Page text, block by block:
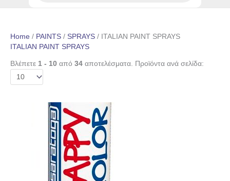
Home / PAINTS / SPRAYS / ITALIAN PAINT SPRAYS
ITALIAN PAINT SPRAYS
Βλέπετε 1 - 10 από 34 αποτελέσματα. Προϊόντα ανά σελίδα: